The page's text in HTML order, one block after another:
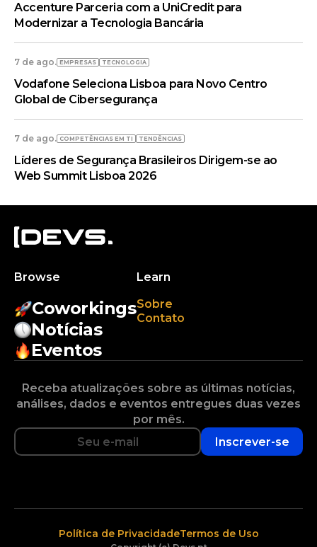
Accenture Parceria com a UniCredit para
Modernizar a Tecnologia Bancária
7 de ago. EMPRESAS TECNOLOGIA
Vodafone Seleciona Lisboa para Novo Centro
Global de Cibersegurança
7 de ago. COMPETÊNCIAS EM TI TENDÊNCIAS
Líderes de Segurança Brasileiros Dirigem-se ao
Web Summit Lisboa 2026
Browse
Coworkings
Notícias
Eventos
Learn
Sobre
Contato
Receba atualizações sobre as últimas notícias,
análises, dados e eventos entregues duas vezes
por mês.
Inscrever-se
Política de PrivacidadeTermos de Uso